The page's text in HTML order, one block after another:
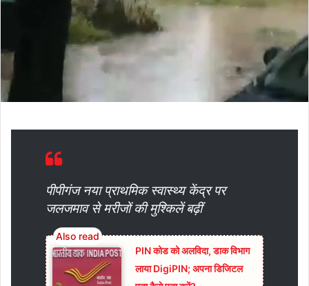
पीपीगंज नया प्राथमिक स्वास्थ्य केंद्र पर
जलजमाव से मरीजों की मुश्किलें बढ़ीं
PIN कोड को अलविदा, डाक विभाग
लाया DigiPIN; अपना डिजिटल